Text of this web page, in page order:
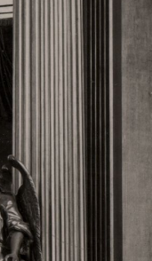
Свято-